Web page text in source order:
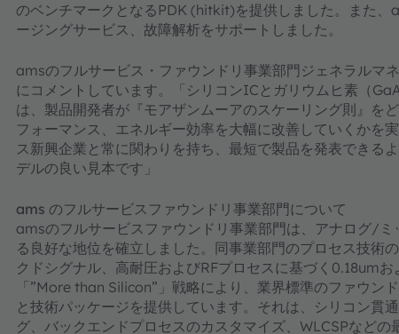
のベンチマークとなるPDK (hitkit)を提供しました。また
ージングサービス、故障解析をサポートしました。
amsのフルサービス・ファウンドリ事業部門ジェネラルマ
にコメントしています。「シリコンICとガリウムヒ素（
は、製品開発者が『モアザンムーアのスケーリング則』を
フォーマンス、エネルギー効率を大幅に改善していくかを
ス新興企業と常に関わりを持ち、最短で製品を発表できる
デルの良い見本です」
ams のフルサービスファウンドリ事業部門について
amsのフルサービスファウンドリ事業部門は、アナログ/
る良好な地位を確立しました。同事業部門のプロセス技術
クドシグナル、高耐圧およびRFプロセスに基づく0.18um
「”More than Silicon”」戦略により、業界標準のファウン
と技術パッケージを提供しています。それは、シリコン貫
グ、バックエンドプロセスのカスタマイズ、WLCSPなど